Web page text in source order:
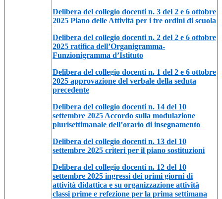
Delibera del collegio docenti n. 3 del 2 e 6 ottobre
2025 Piano delle Attività per i tre ordini di scuola
Delibera del collegio docenti n. 2 del 2 e 6 ottobre
2025 ratifica dell’Organigramma-
Funzionigramma d’Istituto
Delibera del collegio docenti n. 1 del 2 e 6 ottobre
2025 approvazione del verbale della seduta
precedente
Delibera del collegio docenti n. 14 del 10
settembre 2025 Accordo sulla modulazione
plurisettimanale dell’orario di insegnamento
Delibera del collegio docenti n. 13 del 10
settembre 2025 criteri per il piano sostituzioni
Delibera del collegio docenti n. 12 del 10
settembre 2025 ingressi dei primi giorni di
attività didattica e su organizzazione attività
classi prime e refezione per la prima settimana